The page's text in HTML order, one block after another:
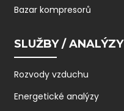
Bazar kompresorů
SLUŽBY / ANALÝZY
Rozvody vzduchu
Energetické analýzy